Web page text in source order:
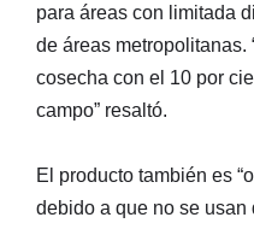
para áreas con limitada
de áreas metropolitanas.
cosecha con el 10 por
campo” resaltó.
El producto también es
debido a que no se usan